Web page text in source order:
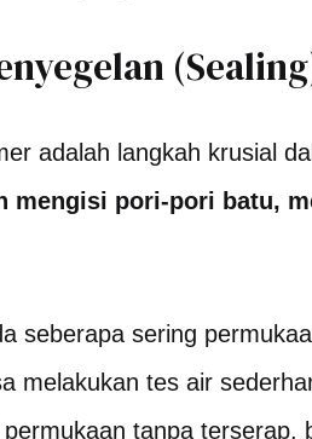
adalah langkah krusial
mengisi pori-pori batu,
seberapa sering
melakukan tes air
tanpa terserap,